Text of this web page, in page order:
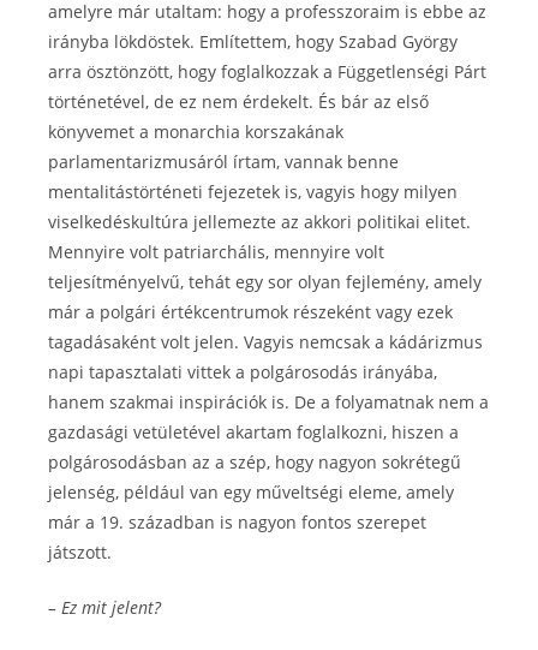
amelyre már utaltam: hogy a professzoraim is ebbe az
irányba lökdöstek. Említettem, hogy Szabad György
arra ösztönzött, hogy foglalkozzak a Függetlenségi Párt
történetével, de ez nem érdekelt. És bár az első
könyvemet a monarchia korszakának
parlamentarizmusáról írtam, vannak benne
mentalitástörténeti fejezetek is, vagyis hogy milyen
viselkedéskultúra jellemezte az akkori politikai elitet.
Mennyire volt patriarchális, mennyire volt
teljesítményelvű, tehát egy sor olyan fejlemény, amely
már a polgári értékcentrumok részeként vagy ezek
tagadásaként volt jelen. Vagyis nemcsak a kádárizmus
napi tapasztalati vittek a polgárosodás irányába,
hanem szakmai inspirációk is. De a folyamatnak nem a
gazdasági vetületével akartam foglalkozni, hiszen a
polgárosodásban az a szép, hogy nagyon sokrétegű
jelenség, például van egy műveltségi eleme, amely
már a 19. században is nagyon fontos szerepet
játszott.
– Ez mit jelent?